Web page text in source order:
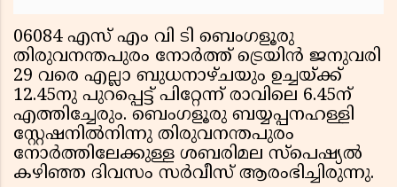
06084 എസ് എം വി ടി ബെംഗളൂരു
തിരുവനന്തപുരം നോര്‍ത്ത് ട്രെയിന്‍ ജനുവരി
29 വരെ എല്ലാ ബുധനാഴ്ചയും ഉച്ചയ്ക്ക്
12.45നു പുറപ്പെട്ട് പിറ്റേന്ന് രാവിലെ 6.45ന്
എത്തിച്ചേരും. ബെംഗളൂരു ബയ്യപ്പനഹള്ളി
സ്റ്റേഷനില്‍നിന്നു തിരുവനന്തപുരം
നോര്‍ത്തിലേക്കുള്ള ശബരിമല സ്‌പെഷ്യല്‍
കഴിഞ്ഞ ദിവസം സര്‍വീസ് ആരംഭിച്ചിരുന്നു.